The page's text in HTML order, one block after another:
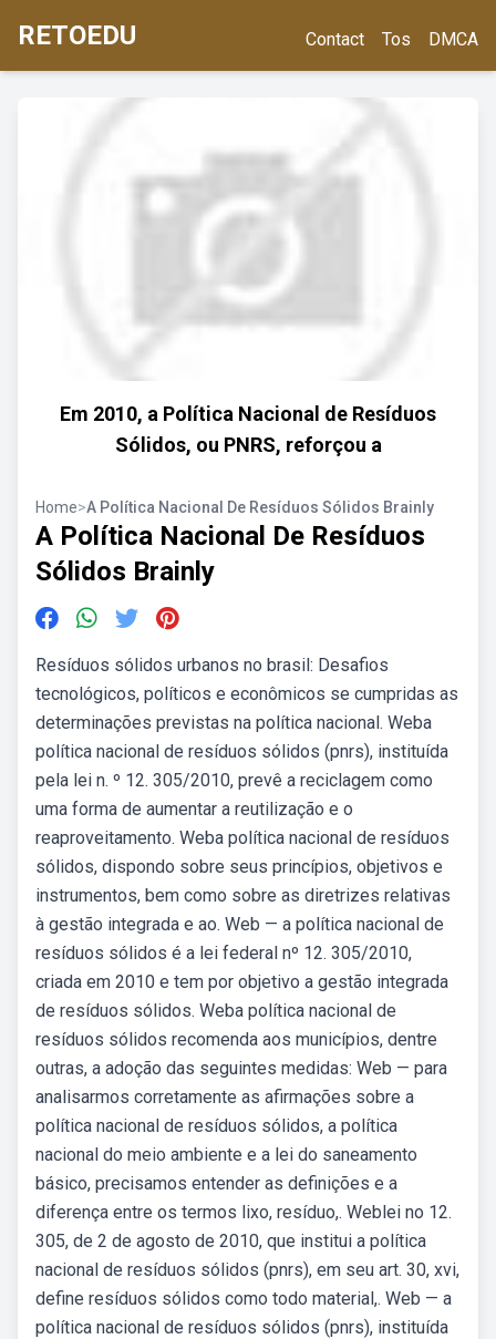
RETOEDU Contact Tos DMCA
Em 2010, a Política Nacional de Resíduos
Sólidos, ou PNRS, reforçou a
Home>A Política Nacional De Resíduos Sólidos Brainly
A Política Nacional De Resíduos
Sólidos Brainly
Resíduos sólidos urbanos no brasil: Desafios
tecnológicos, políticos e econômicos se cumpridas as
determinações previstas na política nacional. Weba
política nacional de resíduos sólidos (pnrs), instituída
pela lei n. º 12. 305/2010, prevê a reciclagem como
uma forma de aumentar a reutilização e o
reaproveitamento. Weba política nacional de resíduos
sólidos, dispondo sobre seus princípios, objetivos e
instrumentos, bem como sobre as diretrizes relativas
à gestão integrada e ao. Web — a política nacional de
resíduos sólidos é a lei federal nº 12. 305/2010,
criada em 2010 e tem por objetivo a gestão integrada
de resíduos sólidos. Weba política nacional de
resíduos sólidos recomenda aos municípios, dentre
outras, a adoção das seguintes medidas: Web — para
analisarmos corretamente as afirmações sobre a
política nacional de resíduos sólidos, a política
nacional do meio ambiente e a lei do saneamento
básico, precisamos entender as definições e a
diferença entre os termos lixo, resíduo,. Weblei no 12.
305, de 2 de agosto de 2010, que institui a política
nacional de resíduos sólidos (pnrs), em seu art. 30, xvi,
define resíduos sólidos como todo material,. Web — a
política nacional de resíduos sólidos (pnrs), instituída